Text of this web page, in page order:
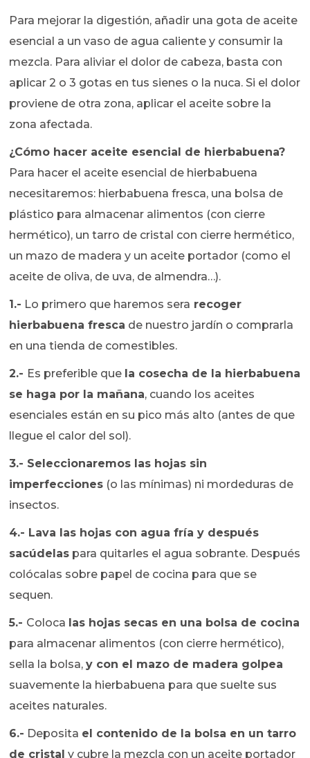
Para mejorar la digestión, añadir una gota de aceite
esencial a un vaso de agua caliente y consumir la
mezcla. Para aliviar el dolor de cabeza, basta con
aplicar 2 o 3 gotas en tus sienes o la nuca. Si el dolor
proviene de otra zona, aplicar el aceite sobre la
zona afectada.
¿Cómo hacer aceite esencial de hierbabuena?
Para hacer el aceite esencial de hierbabuena
necesitaremos: hierbabuena fresca, una bolsa de
plástico para almacenar alimentos (con cierre
hermético), un tarro de cristal con cierre hermético,
un mazo de madera y un aceite portador (como el
aceite de oliva, de uva, de almendra…).
1.- Lo primero que haremos sera recoger
hierbabuena fresca de nuestro jardín o comprarla
en una tienda de comestibles.
2.- Es preferible que la cosecha de la hierbabuena
se haga por la mañana, cuando los aceites
esenciales están en su pico más alto (antes de que
llegue el calor del sol).
3.- Seleccionaremos las hojas sin
imperfecciones (o las mínimas) ni mordeduras de
insectos.
4.- Lava las hojas con agua fría y después
sacúdelas para quitarles el agua sobrante. Después
colócalas sobre papel de cocina para que se
sequen.
5.- Coloca las hojas secas en una bolsa de cocina
para almacenar alimentos (con cierre hermético),
sella la bolsa,y con el mazo de madera golpea
suavemente la hierbabuena para que suelte sus
aceites naturales.
6.- Deposita el contenido de la bolsa en un tarro
de cristal y cubre la mezcla con un aceite portador